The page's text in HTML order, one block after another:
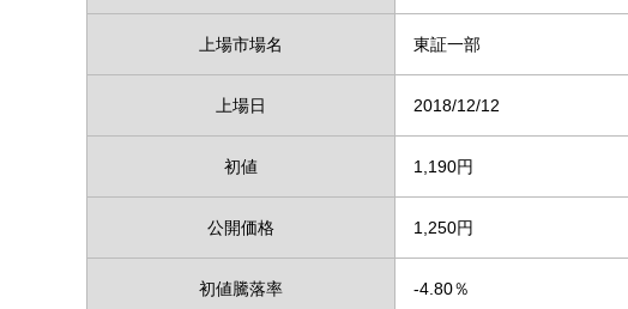
上場市場名 東証一部
上場日 2018/12/12
初値 1,190円
公開価格 1,250円
初値騰落率 -4.80％